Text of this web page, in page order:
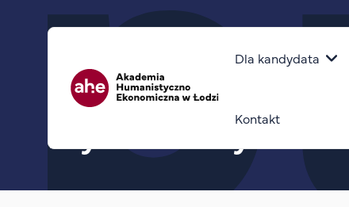
Górny pasek
Dla kandydata
Kontakt
Ścieżka nawigacyjna
dietetyka
Psychodietetyka